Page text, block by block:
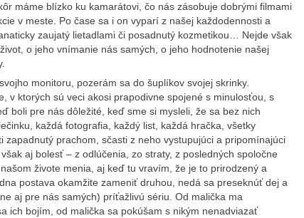
máme blízko ku kamarátovi, čo nás zásobuje dobrými filmami
v meste. Po čase sa i on vyparí z našej každodennosti a
zaujatý lietadlami či posadnutý kozmetikou… Nejde však
o jeho vnímanie nás samých, o jeho hodnotenie našej
monitoru, pozerám sa do šuplíkov svojej skrinky.
v ktorých sú veci akosi prapodivne spojené s minulosťou, s
boli pre nás dôležité, keď sme si mysleli, že sa bez nich
každá fotografia, každý list, každá hračka, všetky
zapadnutý prachom, sčasti z neho vystupujúci a pripomínajúci
aj bolesť – z odlúčenia, zo straty, z posledných spoločne
živote menia, aj keď tu vravím, že je to prirodzený a
postava okamžite zameniť druhou, nedá sa preseknúť dej a
aj pre nás samých) príťažlivú sériu. Od malička ma
ich bojím, od malička sa pokúšam s nikým nenadviazať